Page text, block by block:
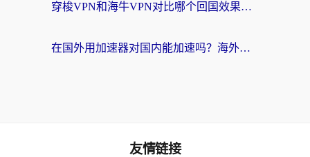
穿梭VPN和海牛VPN对比哪个回国效果更好？海外华人亲测3款热门加速器+避坑指南
在国外用加速器对国内能加速吗？海外党亲测有效的无缝访问指南
友情链接